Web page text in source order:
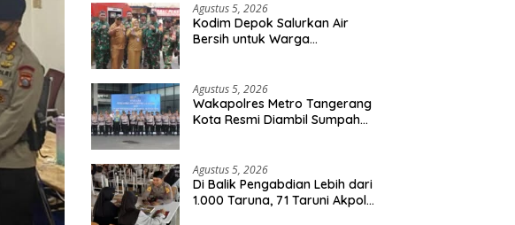
Agustus 5, 2026
Kodim Depok Salurkan Air
Bersih untuk Warga
Agustus 5, 2026
Wakapolres Metro Tangerang
Kota Resmi Diambil Sumpah
kepada Masyarakat
Agustus 5, 2026
Di Balik Pengabdian Lebih dari
1.000 Taruna, 71 Taruni Akpol